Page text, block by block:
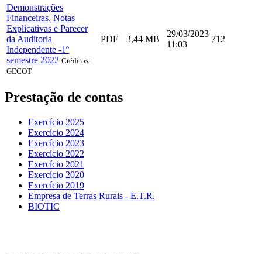
Demonstrações
Financeiras, Notas
Explicativas e Parecer
da Auditoria
Independente -1º
semestre 2022 Créditos:
GECOT
PDF 3,44 MB
29/03/2023
11:03
712
Prestação de contas
Exercício 2025
Exercício 2024
Exercício 2023
Exercício 2022
Exercício 2021
Exercício 2020
Exercício 2019
Empresa de Terras Rurais - E.T.R.
BIOTIC